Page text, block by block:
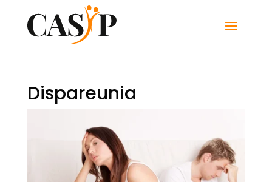
Dispareunia